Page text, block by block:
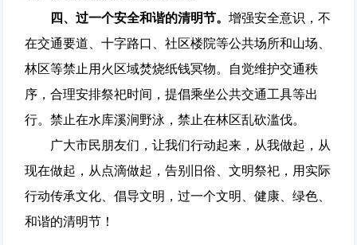
四、过一个安全和谐的清明节。 增强安全意识，不
在交通要道、十字路口、社区楼院等公共场所和山场、
林区等禁止用火区域焚烧纸钱冥物。自觉维护交通秩
序，合理安排祭祀时间，提倡乘坐公共交通工具等出
行。禁止在水库溪涧野泳，禁止在林区乱砍滥伐。
广大市民朋友们，让我们行动起来，从我做起，从
现在做起，从点滴做起，告别旧俗、文明祭祀，用实际
行动传承文化、倡导文明，过一个文明、健康、绿色、
和谐的清明节！